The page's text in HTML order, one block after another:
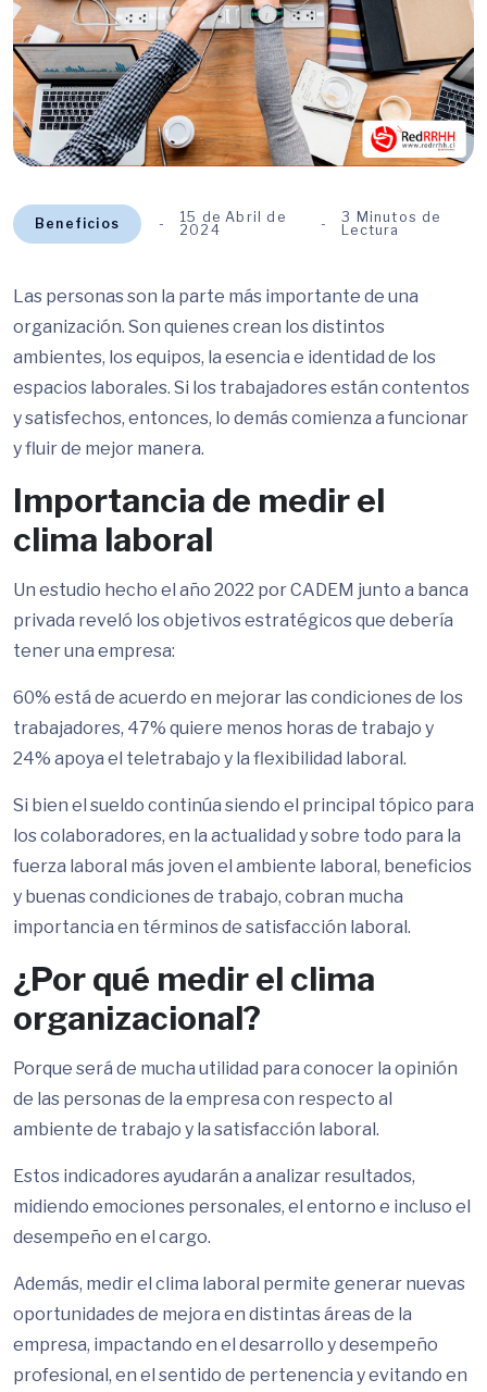
Beneficios
15 de Abril de
2024
3 Minutos de
Lectura
Las personas son la parte más importante de una
organización. Son quienes crean los distintos
ambientes, los equipos, la esencia e identidad de los
espacios laborales. Si los trabajadores están contentos
y satisfechos, entonces, lo demás comienza a funcionar
y fluir de mejor manera.
Importancia de medir el
clima laboral
Un estudio hecho el año 2022 por CADEM junto a banca
privada reveló los objetivos estratégicos que debería
tener una empresa:
60% está de acuerdo en mejorar las condiciones de los
trabajadores, 47% quiere menos horas de trabajo y
24% apoya el teletrabajo y la flexibilidad laboral.
Si bien el sueldo continúa siendo el principal tópico para
los colaboradores, en la actualidad y sobre todo para la
fuerza laboral más joven el ambiente laboral, beneficios
y buenas condiciones de trabajo, cobran mucha
importancia en términos de satisfacción laboral.
¿Por qué medir el clima
organizacional?
Porque será de mucha utilidad para conocer la opinión
de las personas de la empresa con respecto al
ambiente de trabajo y la satisfacción laboral.
Estos indicadores ayudarán a analizar resultados,
midiendo emociones personales, el entorno e incluso el
desempeño en el cargo.
Además, medir el clima laboral permite generar nuevas
oportunidades de mejora en distintas áreas de la
empresa, impactando en el desarrollo y desempeño
profesional, en el sentido de pertenencia y evitando en